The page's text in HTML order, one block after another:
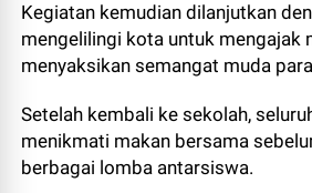
Kegiatan kemudian dilanjutkan
mengelilingi kota untuk mengajak
menyaksikan semangat muda
Setelah kembali ke sekolah,
menikmati makan bersama
berbagai lomba antarsiswa.